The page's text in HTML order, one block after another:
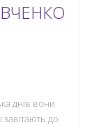
днів вони
до